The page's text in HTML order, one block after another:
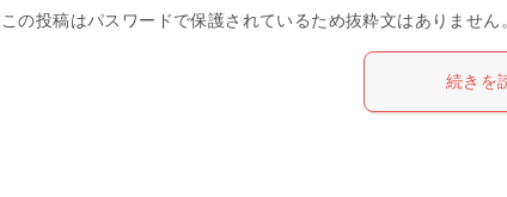
この投稿はパスワードで保護されているため抜粋文はありません。
続きを